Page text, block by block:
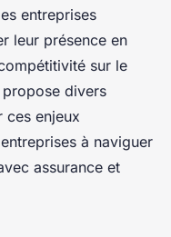
entreprises
leur présence en
sur le
propose divers
ces enjeux
à naviguer
assurance et